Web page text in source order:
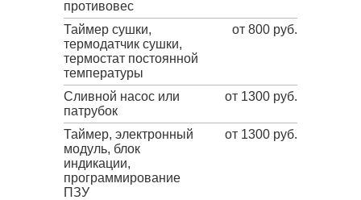
противовес
Таймер сушки,
термодатчик сушки,
термостат постоянной
температуры
от 800 руб.
Сливной насос или
патрубок
от 1300 руб.
Таймер, электронный
модуль, блок
индикации,
программирование
ПЗУ
от 1300 руб.